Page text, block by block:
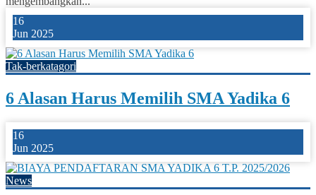
16
Jun 2025
Tak-berkatagori
6 Alasan Harus Memilih SMA Yadika 6
16
Jun 2025
News